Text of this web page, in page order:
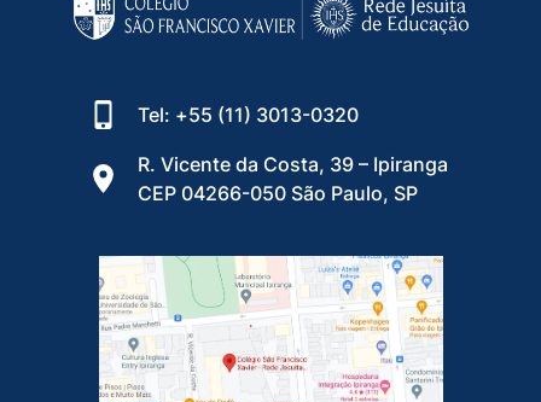
Tel: +55 (11) 3013-0320
R. Vicente da Costa, 39 – Ipiranga
CEP 04266-050 São Paulo, SP